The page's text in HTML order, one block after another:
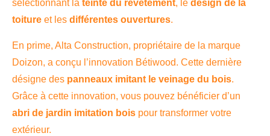
sélectionnant la teinte du revêtement, le design de la
toiture et les différentes ouvertures.
En prime, Alta Construction, propriétaire de la marque
Doizon, a conçu l’innovation Bétiwood. Cette dernière
désigne des panneaux imitant le veinage du bois.
Grâce à cette innovation, vous pouvez bénéficier d’un
abri de jardin imitation bois pour transformer votre
extérieur.